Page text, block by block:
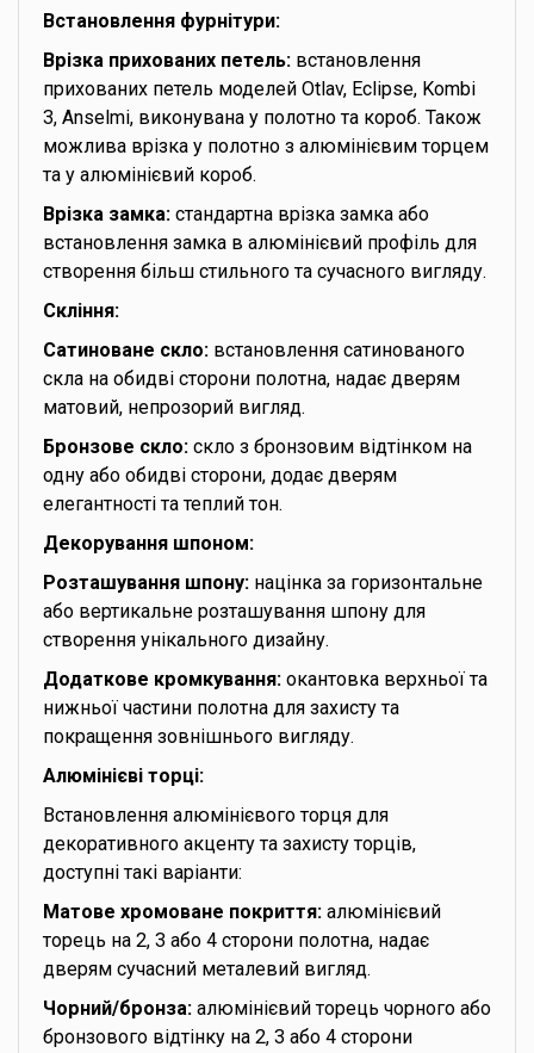
Встановлення фурнітури:
Врізка прихованих петель: встановлення
прихованих петель моделей Otlav, Eclipse, Kombi
3, Anselmi, виконувана у полотно та короб. Також
можлива врізка у полотно з алюмінієвим торцем
та у алюмінієвий короб.
Врізка замка: стандартна врізка замка або
встановлення замка в алюмінієвий профіль для
створення більш стильного та сучасного вигляду.
Скління:
Сатиноване скло: встановлення сатинованого
скла на обидві сторони полотна, надає дверям
матовий, непрозорий вигляд.
Бронзове скло: скло з бронзовим відтінком на
одну або обидві сторони, додає дверям
елегантності та теплий тон.
Декорування шпоном:
Розташування шпону: націнка за горизонтальне
або вертикальне розташування шпону для
створення унікального дизайну.
Додаткове кромкування: окантовка верхньої та
нижньої частини полотна для захисту та
покращення зовнішнього вигляду.
Алюмінієві торці:
Встановлення алюмінієвого торця для
декоративного акценту та захисту торців,
доступні такі варіанти:
Матове хромоване покриття: алюмінієвий
торець на 2, 3 або 4 сторони полотна, надає
дверям сучасний металевий вигляд.
Чорний/бронза: алюмінієвий торець чорного або
бронзового відтінку на 2, 3 або 4 сторони